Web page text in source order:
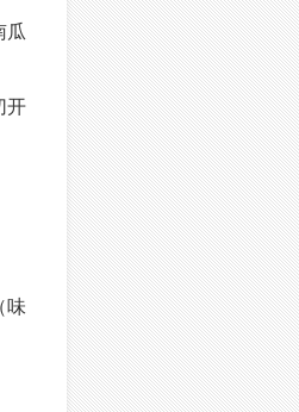
瓜
开
味